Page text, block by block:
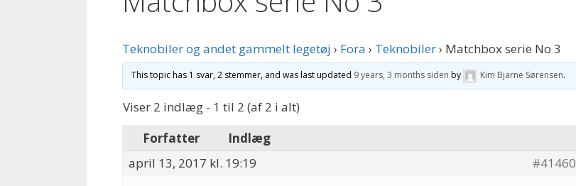
Teknobiler og andet gammelt legetøj › Fora › Teknobiler› Matchbox serie No 3
This topic has 1 svar, 2 stemmer, and was last updated 9 years, 3 months siden by Kim Bjarne Sørensen.
Viser 2 indlæg - 1 til 2 (af 2 i alt)
Forfatter
Indlæg
april 13, 2017 kl. 19:19
#41460